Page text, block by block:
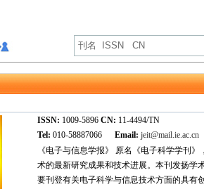
ISSN: 1009-5896 CN: 11-4494/TN
Tel: 010-58887066 Email: jeit@mail.ie.ac.cn
《电子与信息学报》 原名《电子科学学刊
术的最新研究成果和技术进展。本刊发扬学
要刊登有关电子科学与信息技术方面的具有